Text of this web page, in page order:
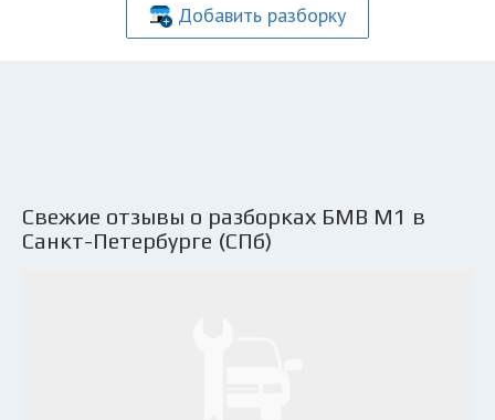
Добавить разборку
Свежие отзывы о разборках БМВ М1 в
Санкт-Петербурге (СПб)